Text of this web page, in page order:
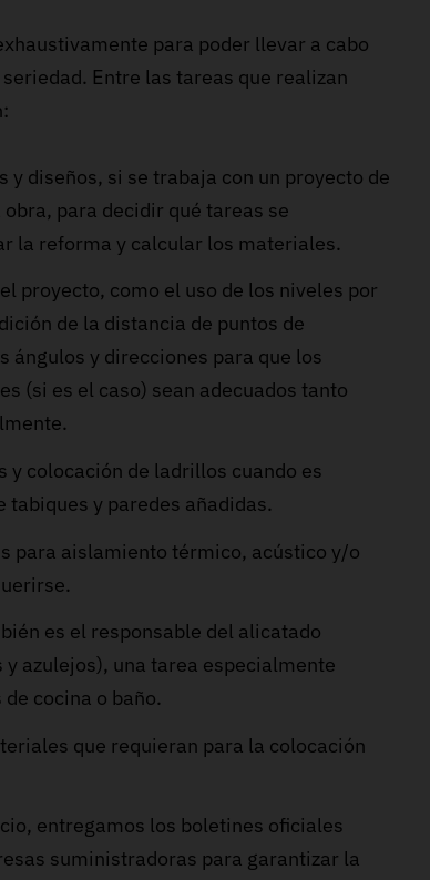
para poder llevar a cabo
Entre las tareas que realizan
y diseños, si se trabaja con un proyecto de
para decidir qué tareas se
la reforma y calcular los materiales.
proyecto, como el uso de los niveles por
de la distancia de puntos de
ángulos y direcciones para que los
(si es el caso) sean adecuados tanto
y colocación de ladrillos cuando es
tabiques y paredes añadidas.
para aislamiento térmico, acústico y/o
es el responsable del alicatado
y azulejos), una tarea especialmente
cocina o baño.
que requieran para la colocación
entregamos los boletines oficiales
suministradoras para garantizar la